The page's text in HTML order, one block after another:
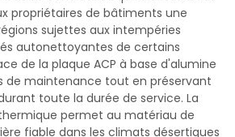
propriétaires de bâtiments une
sujettes aux intempéries
autonettoyantes de certains
de la plaque ACP à base d'alumine
de maintenance tout en préservant
toute la durée de service. La
permet au matériau de
fiable dans les climats désertiques